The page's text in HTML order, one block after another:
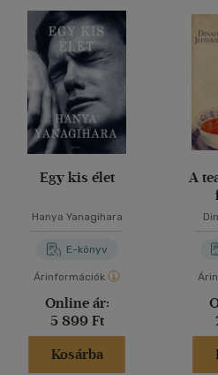
Egy kis élet
Hanya Yanagihara
E-könyv
Árinformációk
Online ár:
5 899 Ft
Kosárba
A